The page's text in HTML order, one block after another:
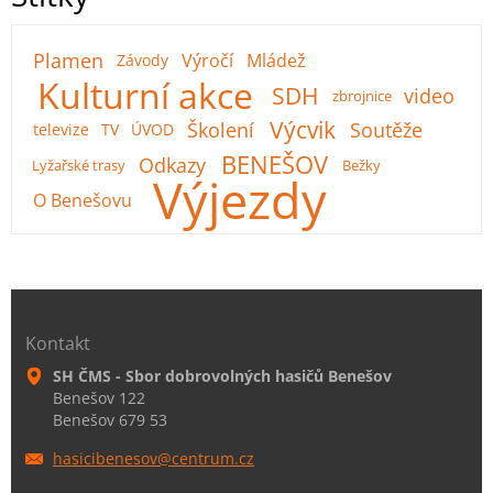
Plamen Závody Výročí Mládež
Kulturní akce SDH zbrojnice video
televize TV ÚVOD Školení Výcvik Soutěže
Lyžařské trasy Odkazy BENEŠOV Bežky
O Benešovu Výjezdy
Kontakt
SH ČMS - Sbor dobrovolných hasičů Benešov
Benešov 122
Benešov 679 53
hasicibenesov@centrum.cz